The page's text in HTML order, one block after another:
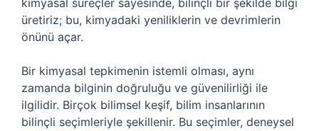
kimyasal süreçler sayesinde, bilinçli bir şekilde bilgi
üretiriz; bu, kimyadaki yeniliklerin ve devrimlerin
önünü açar.
Bir kimyasal tepkimenin istemli olması, aynı
zamanda bilginin doğruluğu ve güvenilirliği ile
ilgilidir. Birçok bilimsel keşif, bilim insanlarının
bilinçli seçimleriyle şekillenir. Bu seçimler, deneysel